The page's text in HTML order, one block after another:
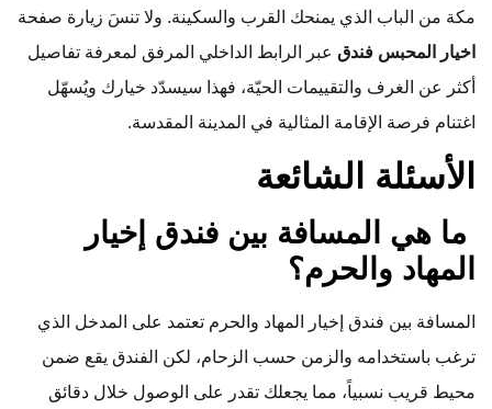
مكة من الباب الذي يمنحك القرب والسكينة. ولا تنسَ زيارة صفحة
اخيار المحبس فندق عبر الرابط الداخلي المرفق لمعرفة تفاصيل
أكثر عن الغرف والتقييمات الحيّة، فهذا سيسدّد خيارك ويُسهّل
اغتنام فرصة الإقامة المثالية في المدينة المقدسة.
الأسئلة الشائعة
ما هي المسافة بين فندق إخيار
المهاد والحرم؟
المسافة بين فندق إخيار المهاد والحرم تعتمد على المدخل الذي
ترغب باستخدامه والزمن حسب الزحام، لكن الفندق يقع ضمن
محيط قريب نسبياً، مما يجعلك تقدر على الوصول خلال دقائق